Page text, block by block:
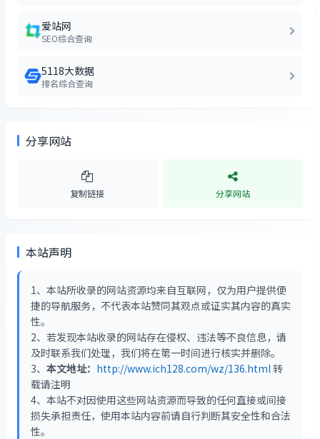
爱站网
SEO综合查询
5118大数据
排名综合查询
分享网站
复制链接 分享网站
本站声明
1、本站所收录的网站资源均来自互联网，仅为用户提供便
捷的导航服务，不代表本站赞同其观点或证实其内容的真实
性。
2、若发现本站收录的网站存在侵权、违法等不良信息，请
及时联系我们处理，我们将在第一时间进行核实并删除。
3、 本文地址： http://www.ich128.com/wz/136.html转
载请注明
4、本站不对因使用这些网站资源而导致的任何直接或间接
损失承担责任，使用本站内容前请自行判断其安全性和合法
性。